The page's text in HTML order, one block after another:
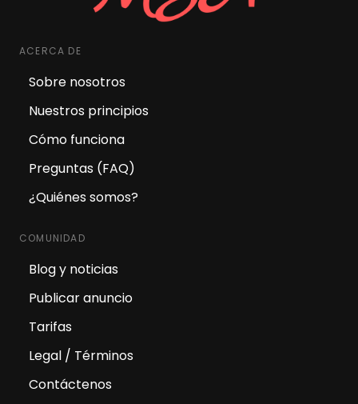
ACERCA DE
Sobre nosotros
Nuestros principios
Cómo funciona
Preguntas (FAQ)
¿Quiénes somos?
COMUNIDAD
Blog y noticias
Publicar anuncio
Tarifas
Legal / Términos
Contáctenos